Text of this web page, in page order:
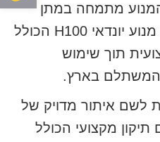
מתמחה במתן
שירות מקיף עבור מחשב מנוע יונדאי H100 הכולל
תוך שימוש
בארץ.
לשם איתור מדויק של
מקצועי הכולל